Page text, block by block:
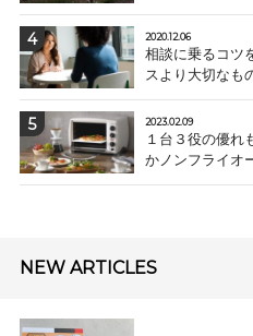
2020.12.06
相談に乗るコツ
スより大切なもの
2023.02.09
１台３役の優れ
かノンフライオー
NEW ARTICLES